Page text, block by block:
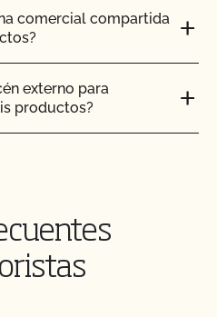
orgánicos en tierras
comercial compartida
externo para
productos?
de datos Integrity
mis proveedores están